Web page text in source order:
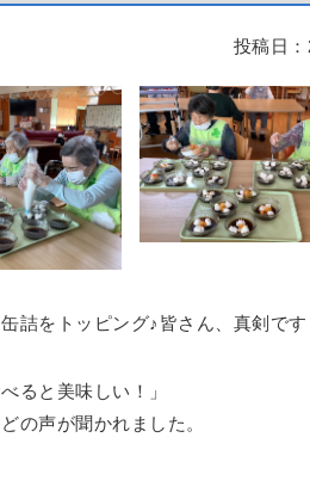
投稿日
詰をトッピング♪皆さん、真剣です
ると美味しい！」
声が聞かれました。